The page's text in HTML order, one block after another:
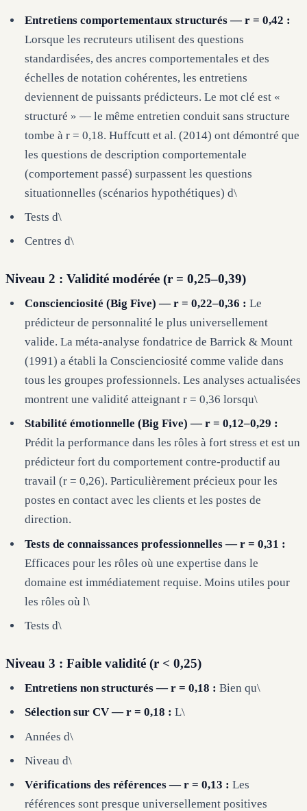
Entretiens comportementaux structurés — r = 0,42 :
Lorsque les recruteurs utilisent des questions
standardisées, des ancres comportementales et des
échelles de notation cohérentes, les entretiens
deviennent de puissants prédicteurs. Le mot clé est «
structuré » — le même entretien conduit sans structure
tombe à r = 0,18. Huffcutt et al. (2014) ont démontré que
les questions de description comportementale
(comportement passé) surpassent les questions
situationnelles (scénarios hypothétiques) d\
Tests d\
Centres d\
Niveau 2 : Validité modérée (r = 0,25–0,39)
Conscienciosité (Big Five) — r = 0,22–0,36 : Le
prédicteur de personnalité le plus universellement
valide. La méta-analyse fondatrice de Barrick & Mount
(1991) a établi la Conscienciosité comme valide dans
tous les groupes professionnels. Les analyses actualisées
montrent une validité atteignant r = 0,36 lorsqu\
Stabilité émotionnelle (Big Five) — r = 0,12–0,29 :
Prédit la performance dans les rôles à fort stress et est un
prédicteur fort du comportement contre-productif au
travail (r = 0,26). Particulièrement précieux pour les
postes en contact avec les clients et les postes de
direction.
Tests de connaissances professionnelles — r = 0,31 :
Efficaces pour les rôles où une expertise dans le
domaine est immédiatement requise. Moins utiles pour
les rôles où l\
Tests d\
Niveau 3 : Faible validité (r < 0,25)
Entretiens non structurés — r = 0,18 : Bien qu\
Sélection sur CV — r = 0,18 : L\
Années d\
Niveau d\
Vérifications des références — r = 0,13 : Les
références sont presque universellement positives